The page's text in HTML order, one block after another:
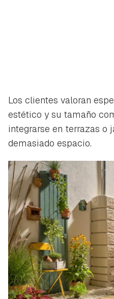
Los clientes valoran
estético y su tamaño
integrarse en terrazas o
demasiado espacio.